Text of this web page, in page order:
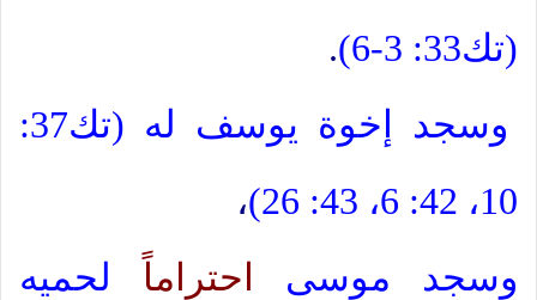
(تك33: 3-6)
.
وسجد إخوة يوسف له (تك37:
10، 42: 6، 43: 26)
،
وسجد موسى
احتراما لحميه